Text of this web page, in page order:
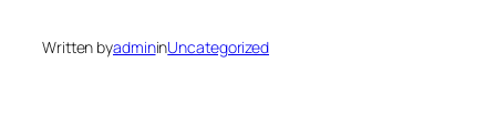
Written byadmininUncategorized